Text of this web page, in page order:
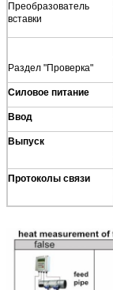
Преобразователь
вставки
Раздел "Проверка"
Силовое питание
Ввод
Выпуск
Протоколы связи